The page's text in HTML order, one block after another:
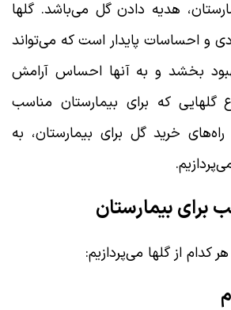
هدیه دادن گل می‌باشد. گلها
و احساسات پایدار است که می‌تواند
بخشد و به آنها احساس آرامش
گلهایی که برای بیمارستان مناسب
خرید گل برای بیمارستان، به
برای بیمارستان
کدام از گلها می‌پردازیم: